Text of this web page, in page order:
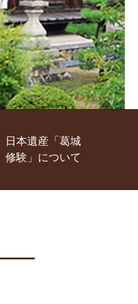
日本遺産「葛城
修験」について